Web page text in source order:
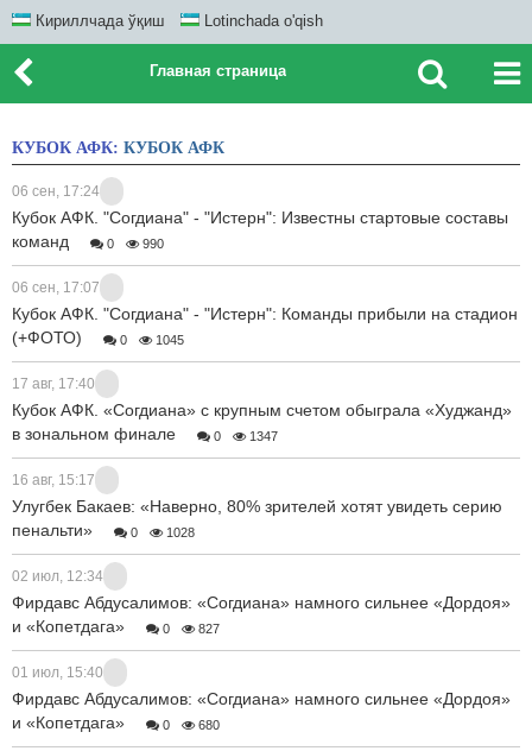
Кириллчада ўқиш Lotinchada o'qish
Главная страница
КУБОК АФК: КУБОК АФК
06 сен, 17:24
Кубок АФК. "Согдиана" - "Истерн": Известны стартовые составы
команд
0 990
06 сен, 17:07
Кубок АФК. "Согдиана" - "Истерн": Команды прибыли на стадион
(+ФОТО)
0 1045
17 авг, 17:40
Кубок АФК. «Согдиана» с крупным счетом обыграла «Худжанд»
в зональном финале
0 1347
16 авг, 15:17
Улугбек Бакаев: «Наверно, 80% зрителей хотят увидеть серию
пенальти»
0 1028
02 июл, 12:34
Фирдавс Абдусалимов: «Согдиана» намного сильнее «Дордоя»
и «Копетдага»
0 827
01 июл, 15:40
Фирдавс Абдусалимов: «Согдиана» намного сильнее «Дордоя»
и «Копетдага»
0 680